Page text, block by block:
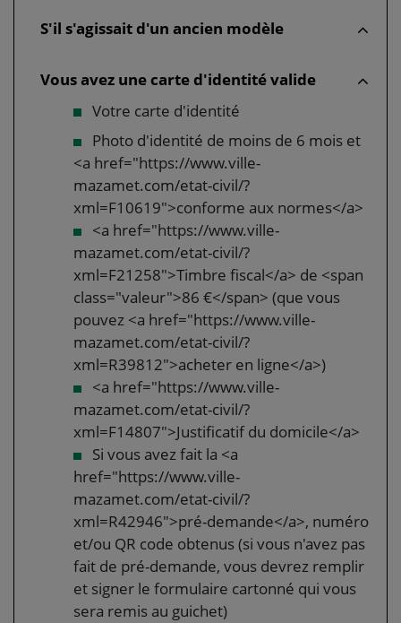
S'il s'agissait d'un ancien modèle
Vous avez une carte d'identité valide
Votre carte d'identité
Photo d'identité de moins de 6 mois et
<a href="https://www.ville-
mazamet.com/etat-civil/?
xml=F10619">conforme aux normes</a>
<a href="https://www.ville-
mazamet.com/etat-civil/?
xml=F21258">Timbre fiscal</a> de <span
class="valeur">86 €</span> (que vous
pouvez <a href="https://www.ville-
mazamet.com/etat-civil/?
xml=R39812">acheter en ligne</a>)
<a href="https://www.ville-
mazamet.com/etat-civil/?
xml=F14807">Justificatif du domicile</a>
Si vous avez fait la <a
href="https://www.ville-
mazamet.com/etat-civil/?
xml=R42946">pré-demande</a>, numéro
et/ou QR code obtenus (si vous n'avez pas
fait de pré-demande, vous devrez remplir
et signer le formulaire cartonné qui vous
sera remis au guichet)